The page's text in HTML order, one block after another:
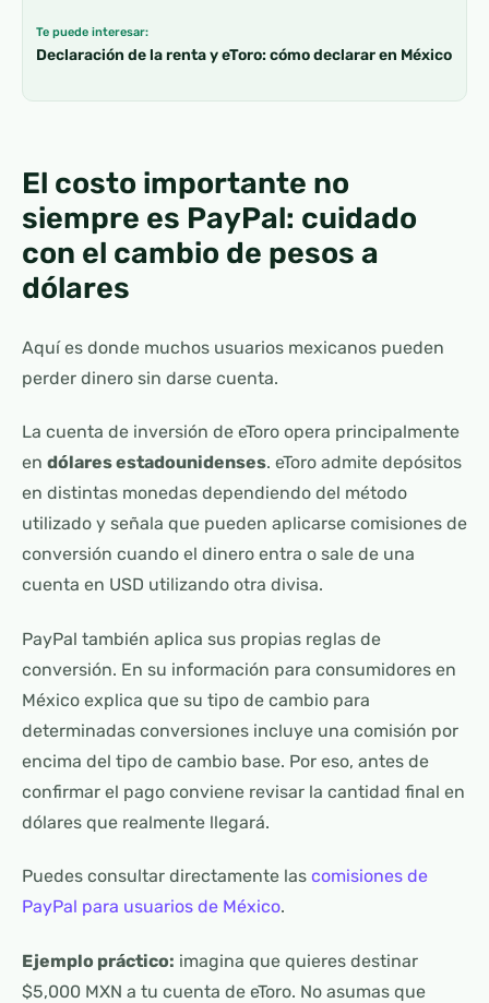
Te puede interesar:
Declaración de la renta y eToro: cómo declarar en México
El costo importante no
siempre es PayPal: cuidado
con el cambio de pesos a
dólares
Aquí es donde muchos usuarios mexicanos pueden
perder dinero sin darse cuenta.
La cuenta de inversión de eToro opera principalmente
en dólares estadounidenses. eToro admite depósitos
en distintas monedas dependiendo del método
utilizado y señala que pueden aplicarse comisiones de
conversión cuando el dinero entra o sale de una
cuenta en USD utilizando otra divisa.
PayPal también aplica sus propias reglas de
conversión. En su información para consumidores en
México explica que su tipo de cambio para
determinadas conversiones incluye una comisión por
encima del tipo de cambio base. Por eso, antes de
confirmar el pago conviene revisar la cantidad final en
dólares que realmente llegará.
Puedes consultar directamente las comisiones de
PayPal para usuarios de México.
Ejemplo práctico: imagina que quieres destinar
$5,000 MXN a tu cuenta de eToro. No asumas que